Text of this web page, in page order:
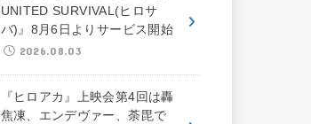
UNITED SURVIVAL(ヒロサ
バ)』8月6日よりサービス開始
2026.08.03
『ヒロアカ』上映会第4回は轟
焦凍、エンデヴァー、荼毘で